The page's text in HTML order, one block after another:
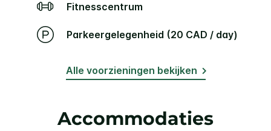
Fitnesscentrum
Parkeergelegenheid (20 CAD / day)
Alle voorzieningen bekijken
Accommodaties